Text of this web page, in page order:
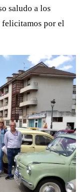
saludo a los
felicitamos por el